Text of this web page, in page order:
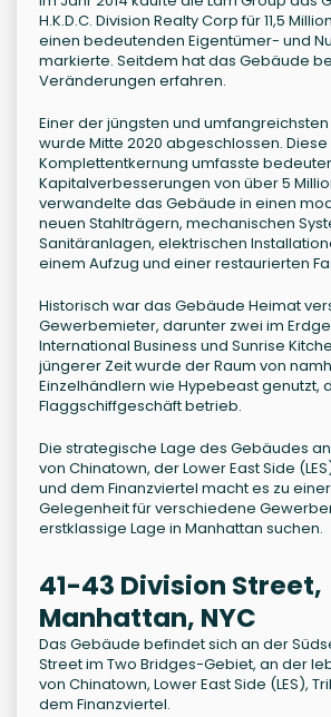
H.K.D.C. Division Realty Corp für 11,5
einen bedeutenden Eigentümer- und
markierte. Seitdem hat das Gebäude
Veränderungen erfahren.
Einer der jüngsten und
wurde Mitte 2020 abgeschlossen. Diese
Komplettentkernung umfasste
Kapitalverbesserungen von über 5
verwandelte das Gebäude in einen
neuen Stahlträgern, mechanischen
Sanitäranlagen, elektrischen
einem Aufzug und einer restaurierten
Historisch war das Gebäude Heimat
Gewerbemieter, darunter zwei im
International Business und Sunrise
jüngerer Zeit wurde der Raum von
Einzelhändlern wie Hypebeast genutzt,
Flaggschiffgeschäft betrieb.
Die strategische Lage des Gebäudes
von Chinatown, der Lower East Side
und dem Finanzviertel macht es zu
Gelegenheit für verschiedene
erstklassige Lage in Manhattan suchen.
41-43 Division Street,
Manhattan, NYC
Das Gebäude befindet sich an der
Street im Two Bridges-Gebiet, an der
von Chinatown, Lower East Side (LES),
dem Finanzviertel.